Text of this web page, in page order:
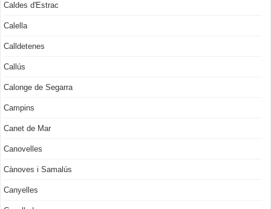
Caldes d'Estrac
Calella
Calldetenes
Callús
Calonge de Segarra
Campins
Canet de Mar
Canovelles
Cànoves i Samalús
Canyelles